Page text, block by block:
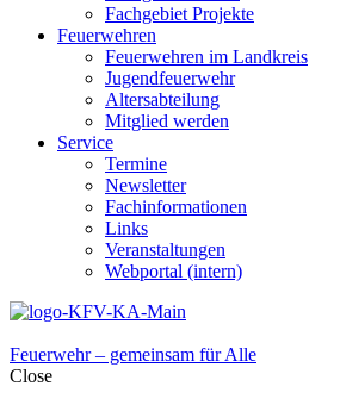
Fachgebiet Projekte
Feuerwehren
Feuerwehren im Landkreis
Jugendfeuerwehr
Altersabteilung
Mitglied werden
Service
Termine
Newsletter
Fachinformationen
Links
Veranstaltungen
Webportal (intern)
Feuerwehr – gemeinsam für Alle
Close